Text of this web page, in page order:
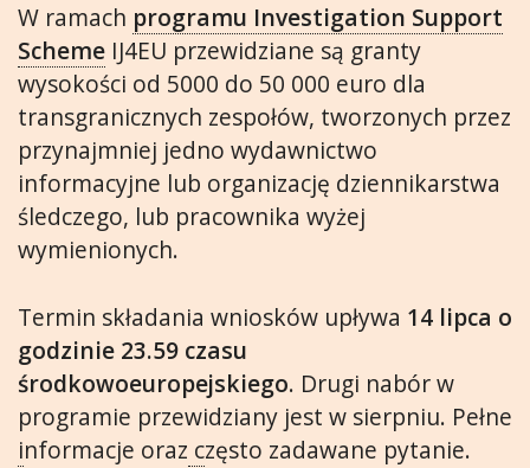
W ramach programu Investigation Support
Scheme IJ4EU przewidziane są granty
wysokości od 5000 do 50 000 euro dla
transgranicznych zespołów, tworzonych przez
przynajmniej jedno wydawnictwo
informacyjne lub organizację dziennikarstwa
śledczego, lub pracownika wyżej
wymienionych.
Termin składania wniosków upływa 14 lipca o
godzinie 23.59 czasu
środkowoeuropejskiego. Drugi nabór w
programie przewidziany jest w sierpniu. Pełne
informacje oraz często zadawane pytanie.